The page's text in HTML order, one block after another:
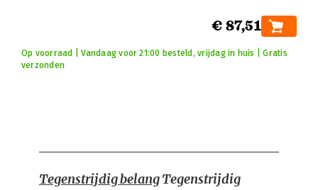
€ 87,51
Op voorraad | Vandaag voor 21:00 besteld, vrijdag in huis | Gratis
verzonden
Tegenstrijdig belangTegenstrijdig